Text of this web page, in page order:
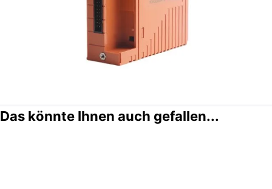
Das könnte Ihnen auch gefallen...